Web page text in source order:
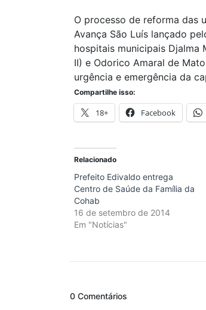
O processo de reforma das
Avança São Luís lançado
hospitais municipais Djalma
II) e Odorico Amaral de
urgência e emergência da
Compartilhe isso:
18+ Facebook
Relacionado
Prefeito Edivaldo entrega
Centro de Saúde da Família da
Cohab
16 de setembro de 2014
Em "Notícias"
0 Comentários